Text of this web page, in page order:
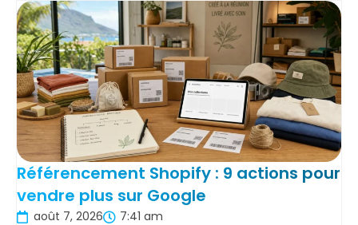
Référencement Shopify : 9 actions pour
vendre plus sur Google
août 7, 2026 7:41 am